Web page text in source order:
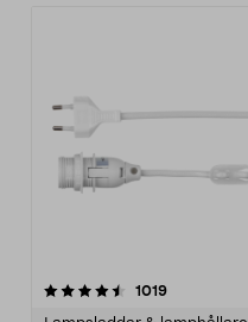
1019recensioner
3.0av 5 stjärnor